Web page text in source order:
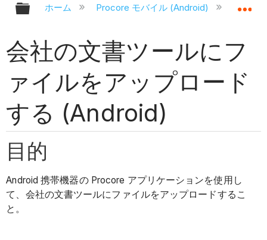
グローバル階層を展開/折りたたむ
ホーム Procore モバイル (Android)
会社の文書ツールにフ
ァイルをアップロード
する (Android)
目的
Android 携帯機器の Procore アプリケーションを使用し
て、会社の文書ツールにファイルをアップロードするこ
と。